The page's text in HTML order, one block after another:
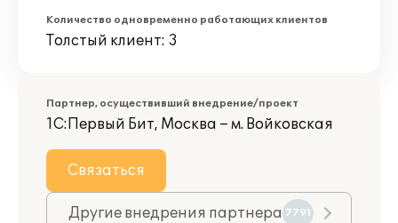
Количество одновременно работающих клиентов
Толстый клиент: 3
Партнер, осуществивший внедрение/проект
1С:Первый Бит, Москва – м. Войковская
Связаться
Другие внедрения партнера 7791